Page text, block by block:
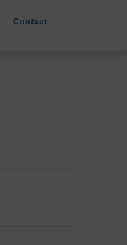
Contact